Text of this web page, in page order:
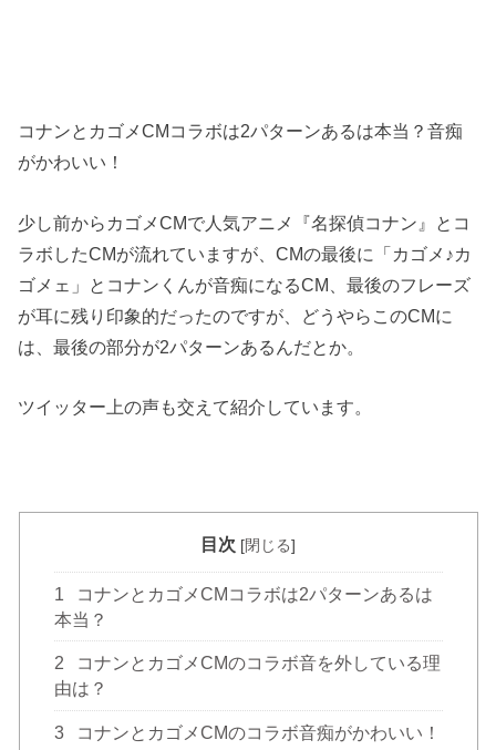
コナンとカゴメCMコラボは2パターンあるは本当？音痴
がかわいい！
少し前からカゴメCMで人気アニメ『名探偵コナン』とコ
ラボしたCMが流れていますが、CMの最後に「カゴメ♪カ
ゴメェ」とコナンくんが音痴になるCM、最後のフレーズ
が耳に残り印象的だったのですが、どうやらこのCMに
は、最後の部分が2パターンあるんだとか。
ツイッター上の声も交えて紹介しています。
目次 [閉じる]
1
コナンとカゴメCMコラボは2パターンあるは
本当？
2
コナンとカゴメCMのコラボ音を外している理
由は？
3 コナンとカゴメCMのコラボ音痴がかわいい！